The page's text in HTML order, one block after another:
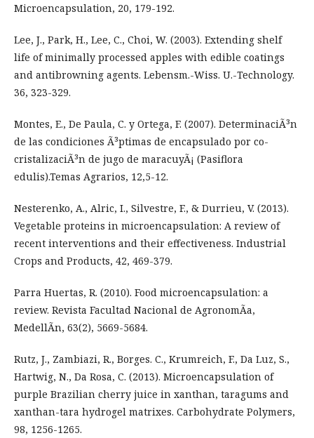
Microencapsulation, 20, 179-192.
Lee, J., Park, H., Lee, C., Choi, W. (2003). Extending shelf
life of minimally processed apples with edible coatings
and antibrowning agents. Lebensm.-Wiss. U.-Technology.
36, 323-329.
Montes, E., De Paula, C. y Ortega, F. (2007). DeterminaciÃ³n
de las condiciones Ã³ptimas de encapsulado por co-
cristalizaciÃ³n de jugo de maracuyÃ¡ (Pasiflora
edulis).Temas Agrarios, 12,5-12.
Nesterenko, A., Alric, I., Silvestre, F., & Durrieu, V. (2013).
Vegetable proteins in microencapsulation: A review of
recent interventions and their effectiveness. Industrial
Crops and Products, 42, 469-379.
Parra Huertas, R. (2010). Food microencapsulation: a
review. Revista Facultad Nacional de AgronomÃ­a,
MedellÃ­n, 63(2), 5669-5684.
Rutz, J., Zambiazi, R., Borges. C., Krumreich, F., Da Luz, S.,
Hartwig, N., Da Rosa, C. (2013). Microencapsulation of
purple Brazilian cherry juice in xanthan, taragums and
xanthan-tara hydrogel matrixes. Carbohydrate Polymers,
98, 1256-1265.